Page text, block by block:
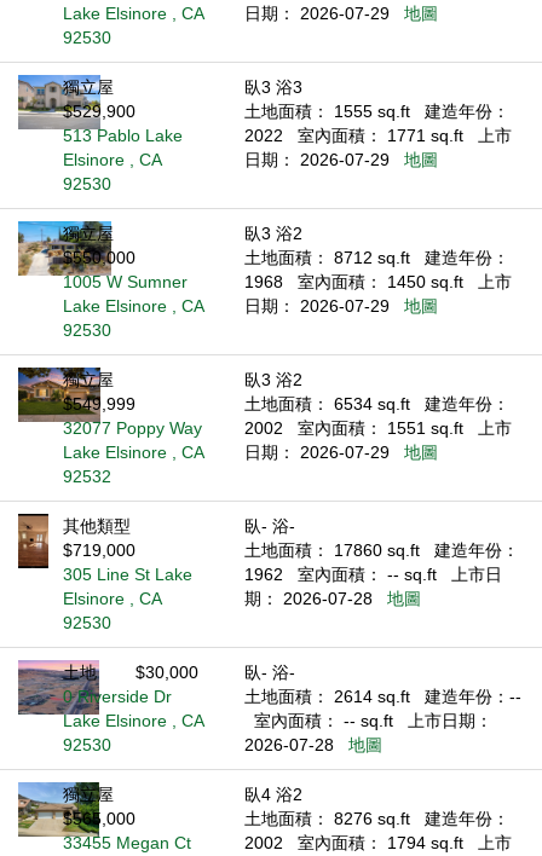
Lake Elsinore , CA
92530
日期： 2026-07-29
地圖
獨立屋
$529,900
513 Pablo Lake
Elsinore , CA
92530
臥3 浴3
土地面積： 1555 sq.ft
建造年份：
2022
室內面積： 1771 sq.ft
上市
日期： 2026-07-29
地圖
獨立屋
$550,000
1005 W Sumner
Lake Elsinore , CA
92530
臥3 浴2
土地面積： 8712 sq.ft
建造年份：
1968
室內面積： 1450 sq.ft
上市
日期： 2026-07-29
地圖
獨立屋
$549,999
32077 Poppy Way
Lake Elsinore , CA
92532
臥3 浴2
土地面積： 6534 sq.ft
建造年份：
2002
室內面積： 1551 sq.ft
上市
日期： 2026-07-29
地圖
其他類型
$719,000
305 Line St Lake
Elsinore , CA
92530
臥- 浴-
土地面積： 17860 sq.ft
建造年份：
1962
室內面積： -- sq.ft
上市日
期： 2026-07-28
地圖
土地
$30,000
0 Riverside Dr
Lake Elsinore , CA
92530
臥- 浴-
土地面積： 2614 sq.ft
建造年份：--
室內面積： -- sq.ft
上市日期：
2026-07-28
地圖
獨立屋
$565,000
33455 Megan Ct
臥4 浴2
土地面積： 8276 sq.ft
建造年份：
2002
室內面積： 1794 sq.ft
上市